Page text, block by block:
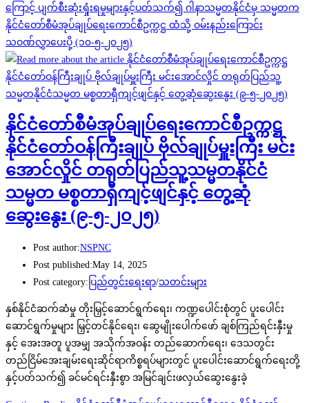
ကြောင့် ပျက်စီးဆုံးရှုံးရမှုများနှင့်ပတ်သက်၍ ဂါနာသမ္မတနိုင်ငံမှ သမ္မတက
နိုင်ငံတော်စီမံအုပ်ချုပ်ရေးကောင်စီဥက္ကဋ္ဌ ထံသို့ ဝမ်းနည်းကြောင်း
သဝဏ်လွှာပေးပို့ (၁၀-၅-၂၀၂၅)
နိုင်ငံတော်စီမံအုပ်ချုပ်ရေးကောင်စီဥက္ကဋ္ဌ
နိုင်ငံတော်ဝန်ကြီးချုပ် ဗိုလ်ချုပ်မှူးကြီး မင်း
အောင်လှိုင် တရုတ်ပြည်သူ့သမ္မတနိုင်ငံ
သမ္မတ မစ္စတာရှီကျင့်ဖျင်နှင့် တွေ့ဆုံ
ဆွေးနွေး (၉-၅-၂၀၂၅)
Post author:NSPNC
Post published:May 14, 2025
Post category: ပြည်တွင်းရေးရာ/သတင်းများ
နှစ်နိုင်ငံဆက်ဆံမှု တိုးမြှင့်ဆောင်ရွက်ရေး၊ ကဏ္ဍပေါင်းစုံတွင် ပူးပေါင်း
ဆောင်ရွက်မှုများ မြှင့်တင်နိုင်ရေး၊ ဆွေမျိုးပေါက်ဖော် ချစ်ကြည်ရင်းနှီးမှု
နှင့် အေးအတူ ပူအမျှ အသိုက်အဝန်း တည်ဆောက်ရေး၊ ဒေသတွင်း
တည်ငြိမ်အေးချမ်းရေးဆိုင်ရာကိစ္စရပ်များတွင် ပူးပေါင်းဆောင်ရွက်ရေးတို့
နှင့်ပတ်သက်၍ ခင်မင်ရင်းနှီးစွာ အမြင်ချင်းဖလှယ်ဆွေးနွေးခဲ့